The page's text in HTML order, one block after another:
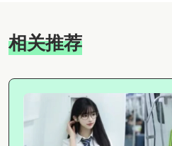
相关推荐